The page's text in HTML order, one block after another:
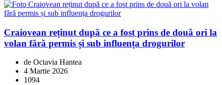
Craiovean reținut după ce a fost prins de două ori la
volan fără permis și sub influența drogurilor
de Octavia Hantea
4 Martie 2026
1094